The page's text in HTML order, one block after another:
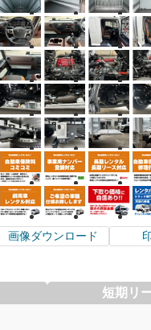
画像ダウンロード
短期リ